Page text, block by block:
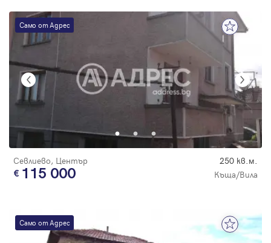
Само от Адрес
Севлиево, Център 250 кв.м.
115 000 Къща/Вила
Само от Адрес